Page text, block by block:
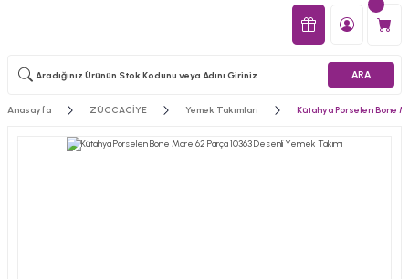
ARA
Anasayfa ZÜCCACİYE Yemek Takımları Kütahya Porselen Bone